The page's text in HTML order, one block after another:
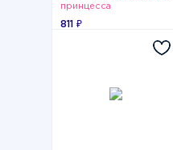
принцесса
811 ₽